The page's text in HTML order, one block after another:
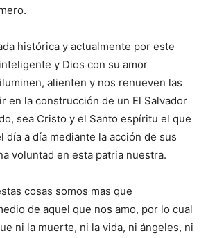
histórica y actualmente por este
y Dios con su amor
alienten y nos renueven las
en la construcción de un El Salvador
sea Cristo y el Santo espíritu el que
día a día mediante la acción de sus
voluntad en esta patria nuestra.
cosas somos mas que
de aquel que nos amo, por lo cual
ni la muerte, ni la vida, ni ángeles, ni